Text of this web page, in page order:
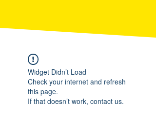
Widget Didn’t Load
Check your internet and refresh
this page.
If that doesn’t work, contact us.